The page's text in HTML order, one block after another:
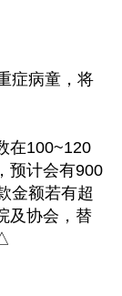
症病童，将
在100~120
预计会有900
金额若有超
及协会，替